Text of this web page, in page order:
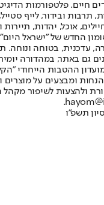
חיים. פלטפורמות
תרבות ובידור, לייף
החדש של "ישראל
עדכנית, בטוחה ונוחה.
גם באתר, במהדורה
ההטבות הייחודי
ומבצעים על מוצרים
ולהצעות לשיפור מקהל
תשפ"ו